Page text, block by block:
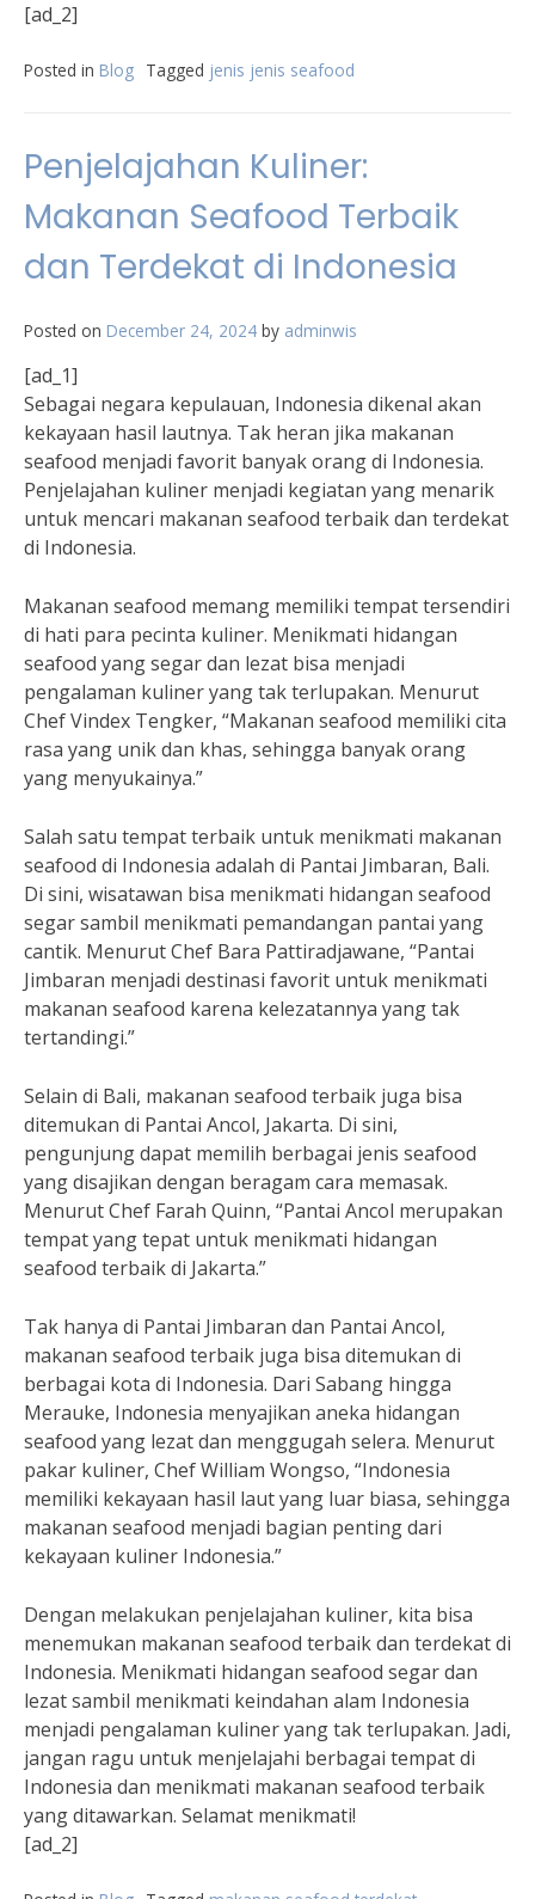
[ad_2]
Posted in Blog Tagged jenis jenis seafood
Penjelajahan Kuliner:
Makanan Seafood Terbaik
dan Terdekat di Indonesia
Posted on December 24, 2024 by adminwis
[ad_1]
Sebagai negara kepulauan, Indonesia dikenal akan
kekayaan hasil lautnya. Tak heran jika makanan
seafood menjadi favorit banyak orang di Indonesia.
Penjelajahan kuliner menjadi kegiatan yang menarik
untuk mencari makanan seafood terbaik dan terdekat
di Indonesia.
Makanan seafood memang memiliki tempat tersendiri
di hati para pecinta kuliner. Menikmati hidangan
seafood yang segar dan lezat bisa menjadi
pengalaman kuliner yang tak terlupakan. Menurut
Chef Vindex Tengker, “Makanan seafood memiliki cita
rasa yang unik dan khas, sehingga banyak orang
yang menyukainya.”
Salah satu tempat terbaik untuk menikmati makanan
seafood di Indonesia adalah di Pantai Jimbaran, Bali.
Di sini, wisatawan bisa menikmati hidangan seafood
segar sambil menikmati pemandangan pantai yang
cantik. Menurut Chef Bara Pattiradjawane, “Pantai
Jimbaran menjadi destinasi favorit untuk menikmati
makanan seafood karena kelezatannya yang tak
tertandingi.”
Selain di Bali, makanan seafood terbaik juga bisa
ditemukan di Pantai Ancol, Jakarta. Di sini,
pengunjung dapat memilih berbagai jenis seafood
yang disajikan dengan beragam cara memasak.
Menurut Chef Farah Quinn, “Pantai Ancol merupakan
tempat yang tepat untuk menikmati hidangan
seafood terbaik di Jakarta.”
Tak hanya di Pantai Jimbaran dan Pantai Ancol,
makanan seafood terbaik juga bisa ditemukan di
berbagai kota di Indonesia. Dari Sabang hingga
Merauke, Indonesia menyajikan aneka hidangan
seafood yang lezat dan menggugah selera. Menurut
pakar kuliner, Chef William Wongso, “Indonesia
memiliki kekayaan hasil laut yang luar biasa, sehingga
makanan seafood menjadi bagian penting dari
kekayaan kuliner Indonesia.”
Dengan melakukan penjelajahan kuliner, kita bisa
menemukan makanan seafood terbaik dan terdekat di
Indonesia. Menikmati hidangan seafood segar dan
lezat sambil menikmati keindahan alam Indonesia
menjadi pengalaman kuliner yang tak terlupakan. Jadi,
jangan ragu untuk menjelajahi berbagai tempat di
Indonesia dan menikmati makanan seafood terbaik
yang ditawarkan. Selamat menikmati!
[ad_2]